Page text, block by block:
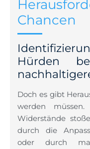
Chancen
Hürden
Doch es gibt
werden
Widerstände
durch die
oder durch